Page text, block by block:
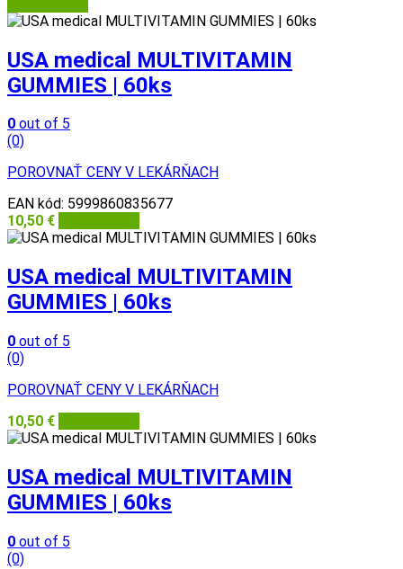
USA medical MULTIVITAMIN
GUMMIES | 60ks
0 out of 5
(0)
POROVNAŤ CENY V LEKÁRŇACH
EAN kód: 5999860835677
10,50 €
USA medical MULTIVITAMIN
GUMMIES | 60ks
0 out of 5
(0)
POROVNAŤ CENY V LEKÁRŇACH
10,50 €
USA medical MULTIVITAMIN
GUMMIES | 60ks
0 out of 5
(0)